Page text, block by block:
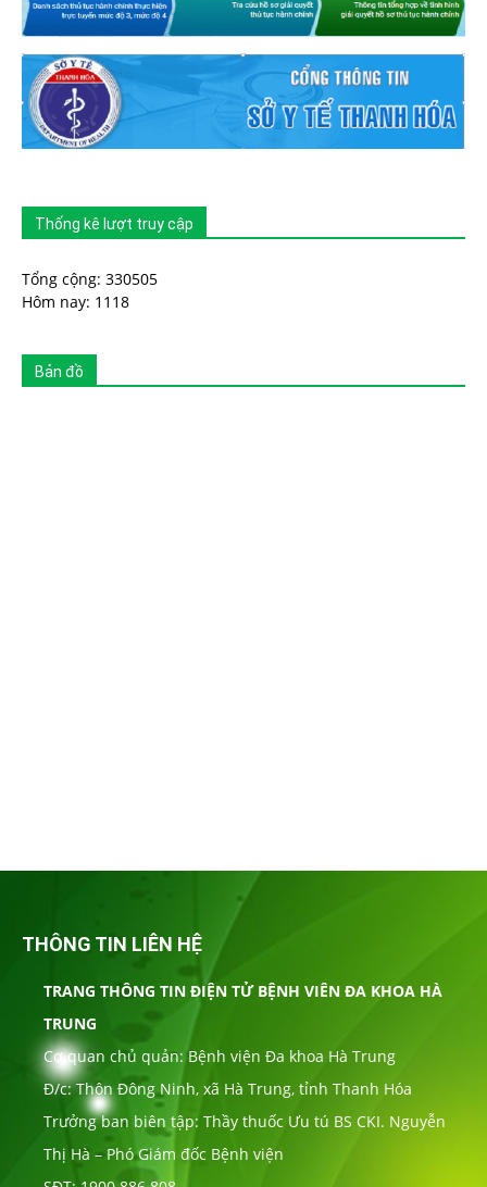
Thống kê lượt truy cập
Tổng cộng: 330505
Hôm nay: 1118
Bản đồ
THÔNG TIN LIÊN HỆ
TRANG THÔNG TIN ĐIỆN TỬ BỆNH VIÊN ĐA KHOA HÀ
TRUNG
Cơ quan chủ quản: Bệnh viện Đa khoa Hà Trung
Đ/c: Thôn Đông Ninh, xã Hà Trung, tỉnh Thanh Hóa
Trưởng ban biên tập: Thầy thuốc Ưu tú BS CKI. Nguyễn
Thị Hà – Phó Giám đốc Bệnh viện